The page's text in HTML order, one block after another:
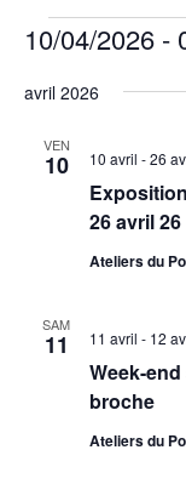
Évènements
10/04/2026 -
une
avril 2026
VEN
10
26 avril 26
10 avril -26
Ateliers du
SAM
11
Week-
broche
11 avril - 12
Ateliers du